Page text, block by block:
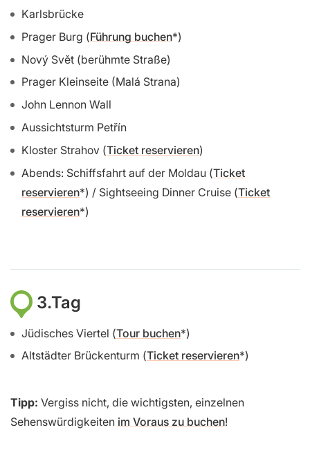
Karlsbrücke
Prager Burg (Führung buchen )
Nový Svět (berühmte Straße)
Prager Kleinseite (Malá Strana)
John Lennon Wall
Aussichtsturm Petřín
Kloster Strahov (Ticket reservieren)
Abends: Schiffsfahrt auf der Moldau (Ticket
reservieren ) / Sightseeing Dinner Cruise (Ticket
reservieren )
3.Tag
Jüdisches Viertel (Tour buchen )
Altstädter Brückenturm (Ticket reservieren )
Tipp: Vergiss nicht, die wichtigsten, einzelnen
Sehenswürdigkeiten im Voraus zu buchen!